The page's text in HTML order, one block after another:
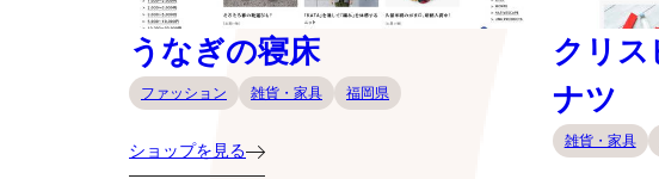
うなぎの寝床
ファッション 雑貨・家具 福岡県
ショップを見る
クリス
ナツ
雑貨・家具